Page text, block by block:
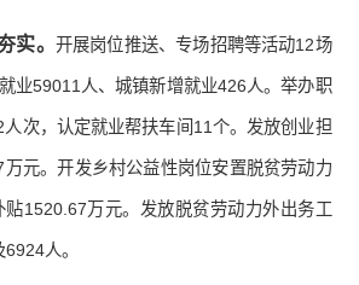
实。 开展岗位推送、专场招聘等活动12场
业59011人、城镇新增就业426人。举办职
次，认定就业帮扶车间11个。发放创业担
元。开发乡村公益性岗位安置脱贫劳动力
1520.67万元。发放脱贫劳动力外出务工
人。